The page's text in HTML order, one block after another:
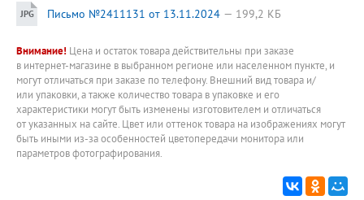
Письмо №2411131 от 13.11.2024 199,2 КБ
Внимание! Цена и остаток товара действительны при заказе
в интернет-магазине в выбранном регионе или населенном пункте, и
могут отличаться при заказе по телефону. Внешний вид товара и/
или упаковки, а также количество товара в упаковке и его
характеристики могут быть изменены изготовителем и отличаться
от указанных на сайте. Цвет или оттенок товара на изображениях могут
быть иными из-за особенностей цветопередачи монитора или
параметров фотографирования.